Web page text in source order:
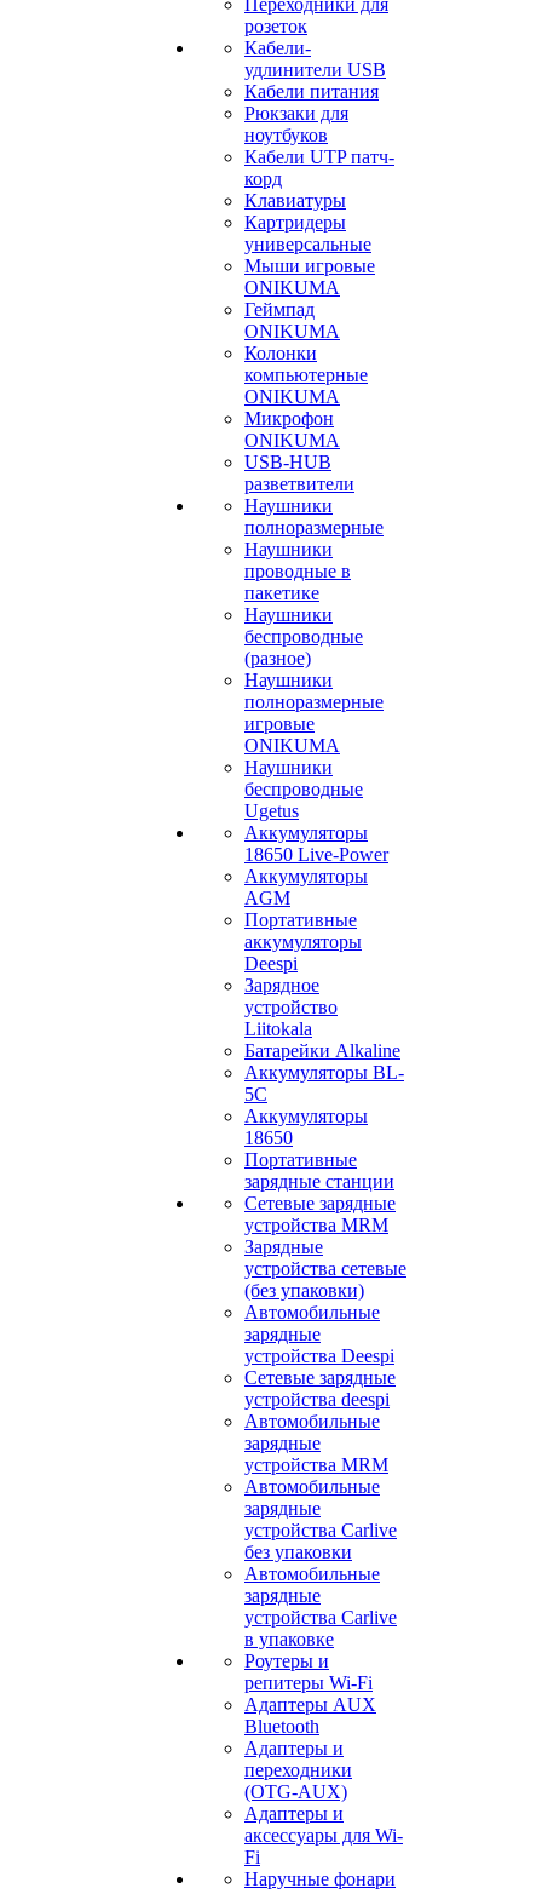
Переходники для
розеток
Кабели-
удлинители USB
Кабели питания
Рюкзаки для
ноутбуков
Кабели UTP патч-
корд
Клавиатуры
Картридеры
универсальные
Мыши игровые
ONIKUMA
Геймпад
ONIKUMA
Колонки
компьютерные
ONIKUMA
Микрофон
ONIKUMA
USB-HUB
разветвители
Наушники
полноразмерные
Наушники
проводные в
пакетике
Наушники
беспроводные
(разное)
Наушники
полноразмерные
игровые
ONIKUMA
Наушники
беспроводные
Ugetus
Аккумуляторы
18650 Live-Power
Аккумуляторы
АGM
Портативные
аккумуляторы
Deespi
Зарядное
устройство
Liitokala
Батарейки Alkaline
Аккумуляторы BL-
5C
Аккумуляторы
18650
Портативные
зарядные станции
Сетевые зарядные
устройства MRM
Зарядные
устройства сетевые
(без упаковки)
Автомобильные
зарядные
устройства Deespi
Сетевые зарядные
устройства deespi
Автомобильные
зарядные
устройства MRM
Автомобильные
зарядные
устройства Carlive
без упаковки
Автомобильные
зарядные
устройства Carlive
в упаковке
Роутеры и
репитеры Wi-Fi
Адаптеры AUX
Bluetooth
Адаптеры и
переходники
(OTG-AUX)
Адаптеры и
аксессуары для Wi-
Fi
Наручные фонари